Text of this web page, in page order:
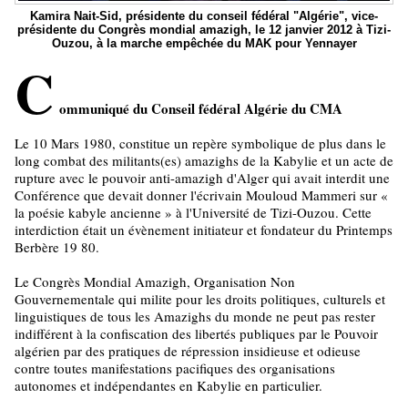
Kamira Nait-Sid, présidente du conseil fédéral "Algérie", vice-
présidente du Congrès mondial amazigh, le 12 janvier 2012 à Tizi-
Ouzou, à la marche empêchée du MAK pour Yennayer
C ommuniqué du Conseil fédéral Algérie du CMA
Le 10 Mars 1980, constitue un repère symbolique de plus dans le
long combat des militants(es) amazighs de la Kabylie et un acte de
rupture avec le pouvoir anti-amazigh d'Alger qui avait interdit une
Conférence que devait donner l'écrivain Mouloud Mammeri sur «
la poésie kabyle ancienne » à l'Université de Tizi-Ouzou. Cette
interdiction était un évènement initiateur et fondateur du Printemps
Berbère 19 80.
Le Congrès Mondial Amazigh, Organisation Non
Gouvernementale qui milite pour les droits politiques, culturels et
linguistiques de tous les Amazighs du monde ne peut pas rester
indifférent à la confiscation des libertés publiques par le Pouvoir
algérien par des pratiques de répression insidieuse et odieuse
contre toutes manifestations pacifiques des organisations
autonomes et indépendantes en Kabylie en particulier.